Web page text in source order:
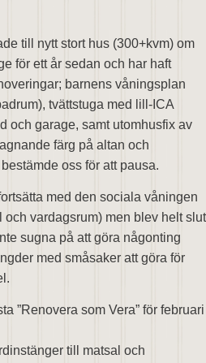
till nytt stort hus (300+kvm) om
för ett år sedan och har haft
barnens våningsplan
tvättstuga med lill-ICA
och garage, samt utomhusfix av
färg på altan och
oss för att pausa.
med den sociala våningen
och vardagsrum) men blev helt slut
sugna på att göra någonting
med småsaker att göra för
”Renovera som Vera” för februari
till matsal och